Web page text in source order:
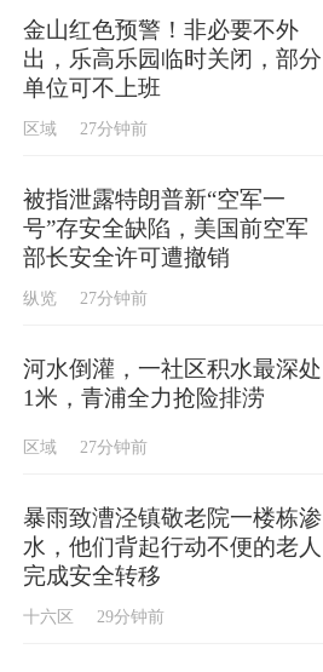
金山红色预警！非必要不外
出，乐高乐园临时关闭，部分
单位可不上班
区域 27分钟前
被指泄露特朗普新“空军一
号”存安全缺陷，美国前空军
部长安全许可遭撤销
纵览 27分钟前
河水倒灌，一社区积水最深处
1米，青浦全力抢险排涝
区域 27分钟前
暴雨致漕泾镇敬老院一楼栋渗
水，他们背起行动不便的老人
完成安全转移
十六区 29分钟前